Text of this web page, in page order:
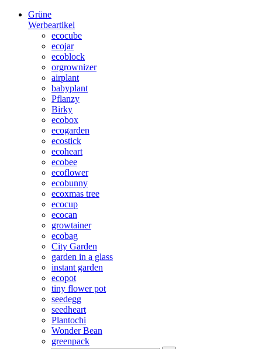
Grüne
Werbeartikel
ecocube
ecojar
ecoblock
orgrownizer
airplant
babyplant
Pflanzy
Birky
ecobox
ecogarden
ecostick
ecoheart
ecobee
ecoflower
ecobunny
ecoxmas tree
ecocup
ecocan
growtainer
ecobag
City Garden
garden in a glass
instant garden
ecopot
tiny flower pot
seedegg
seedheart
Plantochi
Wonder Bean
greenpack